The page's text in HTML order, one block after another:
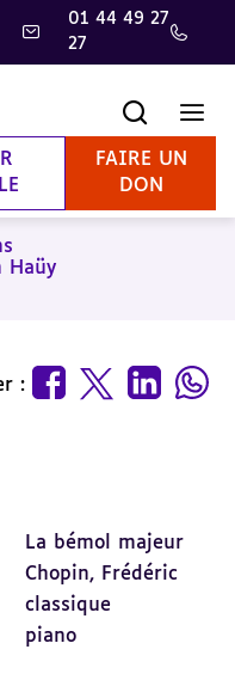
01 44 49 27
27
FAIRE UN
DON
Haüy
:
La bémol majeur
Chopin, Frédéric
classique
piano